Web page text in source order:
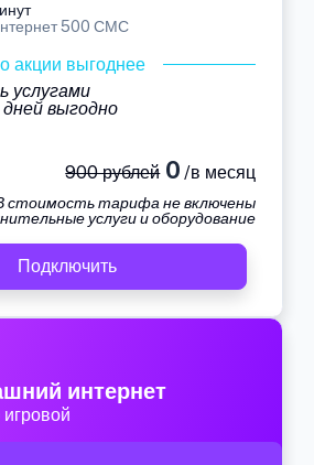
500 СМС
акции выгоднее
услугами
выгодно
900 рублей0 /в месяц
стоимость тарифа не включены
услуги и оборудование
Подключить
интернет